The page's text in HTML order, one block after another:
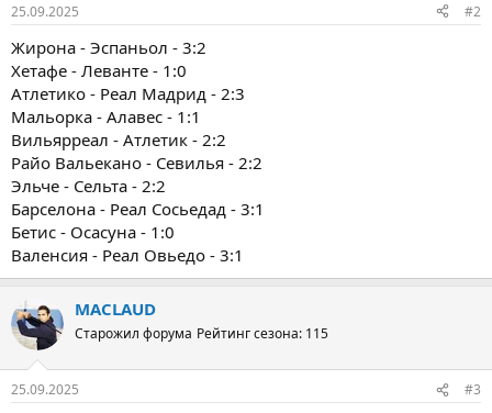
25.09.2025 #2
Жирона - Эспаньол - 3:2
Хетафе - Леванте - 1:0
Атлетико - Реал Мадрид - 2:3
Мальорка - Алавес - 1:1
Вильярреал - Атлетик - 2:2
Райо Вальекано - Севилья - 2:2
Эльче - Сельта - 2:2
Барселона - Реал Сосьедад - 3:1
Бетис - Осасуна - 1:0
Валенсия - Реал Овьедо - 3:1
MACLAUD
Старожил форума Рейтинг сезона: 115
25.09.2025 #3